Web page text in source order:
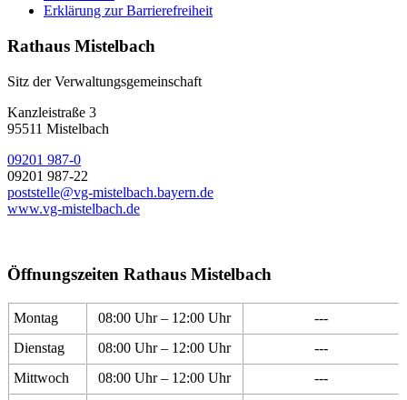
Erklärung zur Barrierefreiheit
Rathaus Mistelbach
Sitz der Verwaltungsgemeinschaft
Kanzleistraße 3
95511 Mistelbach
09201 987-0
09201 987-22
poststelle@vg-mistelbach.bayern.de
www.vg-mistelbach.de
Öffnungszeiten Rathaus Mistelbach
Montag 08:00 Uhr – 12:00 Uhr
---
Dienstag
08:00 Uhr – 12:00 Uhr
---
Mittwoch
08:00 Uhr – 12:00 Uhr
---